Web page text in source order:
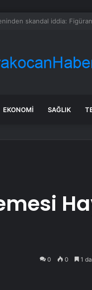
açtıklarında
EKONOMI SAĞLIK
0 0 1